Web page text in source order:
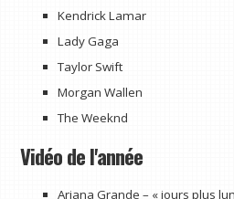
Kendrick Lamar
Lady Gaga
Taylor Swift
Morgan Wallen
The Weeknd
Vidéo de l'année
Ariana Grande – « jours plus